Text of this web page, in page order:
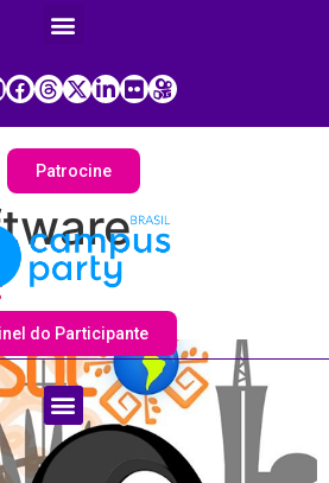
Patrocine
do Participante